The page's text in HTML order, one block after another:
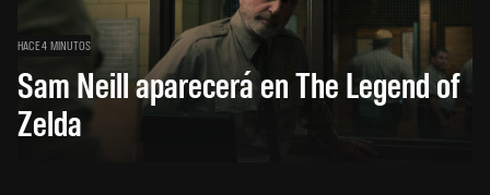
HACE 4 MINUTOS
Sam Neill aparecerá en The Legend of
Zelda